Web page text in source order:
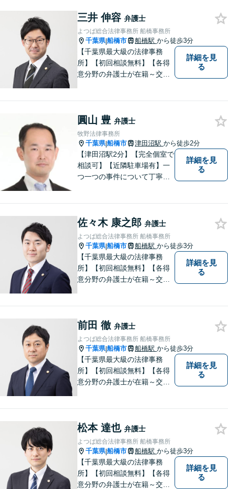
三井 伸容 弁護士
よつば総合法律事務所 船橋事務所
千葉県|船橋市 船橋駅 から徒歩3分
【千葉県最大級の法律事務
所】【初回相談無料】【各得
意分野の弁護士が在籍～交通
詳細を見
る
圓山 豊 弁護士
牧野法律事務所
千葉県|船橋市 津田沼駅 から徒歩2分
【津田沼駅2分】【完全個室で
相談可】【近隣駐車場有】一
つ一つの事件について丁寧に
市の牧野法律事務所へお気軽
にご相談下さい。
詳細を見
る
佐々木 康之郎 弁護士
よつば総合法律事務所 船橋事務所
千葉県|船橋市 船橋駅 から徒歩3分
【千葉県最大級の法律事務
所】【初回相談無料】【各得
意分野の弁護士が在籍～交通
詳細を見
る
前田 徹 弁護士
よつば総合法律事務所 船橋事務所
千葉県|船橋市 船橋駅 から徒歩3分
【千葉県最大級の法律事務
所】【初回相談無料】【各得
意分野の弁護士が在籍～交通
詳細を見
る
松本 達也 弁護士
よつば総合法律事務所 船橋事務所
千葉県|船橋市 船橋駅 から徒歩3分
【千葉県最大級の法律事務
所】【初回相談無料】【各得
意分野の弁護士が在籍～交通
詳細を見
る